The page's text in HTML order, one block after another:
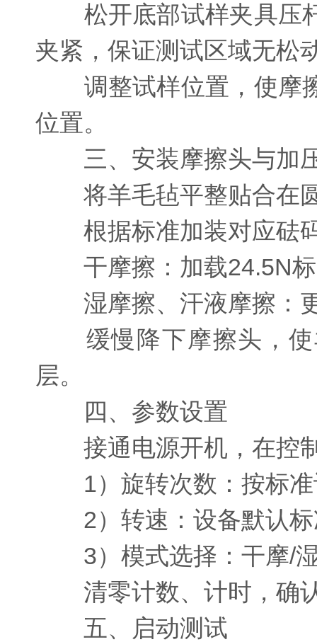
松开底部试样夹具压杆
夹紧，保证测试区域无松
调整试样位置，使摩擦
位置。
三、安装摩擦头与加
将羊毛毡平整贴合在圆
根据标准加装对应砝
干摩擦：加载24.5N标
湿摩擦、汗液摩擦：
缓慢降下摩擦头，使
层。
四、参数设置
接通电源开机，在控
1）旋转次数：按标准
2）转速：设备默认标
3）模式选择：干摩/
清零计数、计时，确
五、启动测试